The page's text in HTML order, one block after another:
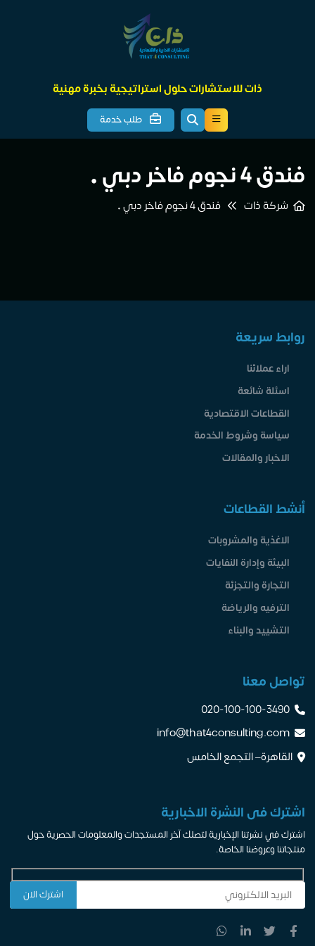
ذات للاستشارات حلول استراتيجية بخبرة مهنية
طلب خدمة
فندق 4 نجوم فاخر دبي •
شركة ذات فندق 4 نجوم فاخر دبي •
روابط سريعة
اراء عملائنا
اسئلة شائعة
القطاعات الاقتصادية
سياسة وشروط الخدمة
الاخبار والمقالات
أنشط القطاعات
الاغذية والمشروبات
البيئة وإدارة النفايات
التجارة والتجزئة
الترفيه والرياضة
التشييد والبناء
تواصل معنا
020-100-100-3490
info@that4consulting.com
القاهرة– التجمع الخامس
اشترك فى النشرة الاخبارية
اشترك في نشرتنا الإخبارية لتصلك آخر المستجدات والمعلومات الحصرية حول
منتجاتنا وعروضنا الخاصة.